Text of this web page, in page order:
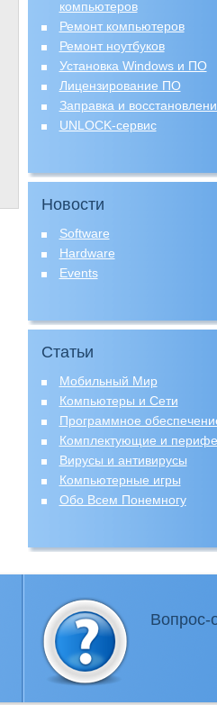
компьютеров
Ремонт компьютеров
Ремонт ноутбуков
Установка Windows и ПО
Лицензирование ПО
Заправка и
UNLOCK-сервис
Новости
Software
Hardware
Events
Статьи
Мобильный Мир
Компьютеры и Сети
Программное
Комплектующие и
Вирусы и антивирусы
Компьютерные игры
Обо Всем Понемногу
Вопрос-